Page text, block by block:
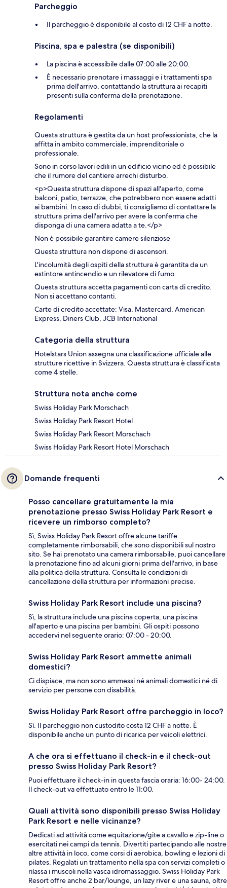
Parcheggio
Il parcheggio è disponibile al costo di 12 CHF a notte.
Piscina, spa e palestra (se disponibili)
La piscina è accessibile dalle 07:00 alle 20:00.
È necessario prenotare i massaggi e i trattamenti spa
prima dell'arrivo, contattando la struttura ai recapiti
presenti sulla conferma della prenotazione.
Regolamenti
Questa struttura è gestita da un host professionista, che la
affitta in ambito commerciale, imprenditoriale o
professionale.
Sono in corso lavori edili in un edificio vicino ed è possibile
che il rumore del cantiere arrechi disturbo.
<p>Questa struttura dispone di spazi all'aperto, come
balconi, patio, terrazze, che potrebbero non essere adatti
ai bambini. In caso di dubbi, ti consigliamo di contattare la
struttura prima dell'arrivo per avere la conferma che
disponga di una camera adatta a te.</p>
Non è possibile garantire camere silenziose
Questa struttura non dispone di ascensori.
L'incolumità degli ospiti della struttura è garantita da un
estintore antincendio e un rilevatore di fumo.
Questa struttura accetta pagamenti con carta di credito.
Non si accettano contanti.
Carte di credito accettate: Visa, Mastercard, American
Express, Diners Club, JCB International
Categoria della struttura
Hotelstars Union assegna una classificazione ufficiale alle
strutture ricettive in Svizzera. Questa struttura è classificata
come 4 stelle.
Struttura nota anche come
Swiss Holiday Park Morschach
Swiss Holiday Park Resort Hotel
Swiss Holiday Park Resort Morschach
Swiss Holiday Park Resort Hotel Morschach
Domande frequenti
Posso cancellare gratuitamente la mia
prenotazione presso Swiss Holiday Park Resort e
ricevere un rimborso completo?
Sì, Swiss Holiday Park Resort offre alcune tariffe
completamente rimborsabili, che sono disponibili sul nostro
sito. Se hai prenotato una camera rimborsabile, puoi cancellare
la prenotazione fino ad alcuni giorni prima dell'arrivo, in base
alla politica della struttura. Consulta le condizioni di
cancellazione della struttura per informazioni precise.
Swiss Holiday Park Resort include una piscina?
Sì, la struttura include una piscina coperta, una piscina
all'aperto e una piscina per bambini. Gli ospiti possono
accedervi nel seguente orario: 07:00 - 20:00.
Swiss Holiday Park Resort ammette animali
domestici?
Ci dispiace, ma non sono ammessi né animali domestici né di
servizio per persone con disabilità.
Swiss Holiday Park Resort offre parcheggio in loco?
Sì. Il parcheggio non custodito costa 12 CHF a notte. È
disponibile anche un punto di ricarica per veicoli elettrici.
A che ora si effettuano il check-in e il check-out
presso Swiss Holiday Park Resort?
Puoi effettuare il check-in in questa fascia oraria: 16:00- 24:00.
Il check-out va effettuato entro le 11:00.
Quali attività sono disponibili presso Swiss Holiday
Park Resort e nelle vicinanze?
Dedicati ad attività come equitazione/gite a cavallo e zip-line o
esercitati nei campi da tennis. Divertiti partecipando alle nostre
altre attività in loco, come corsi di aerobica, bowling e lezioni di
pilates. Regalati un trattamento nella spa con servizi completi o
rilassa i muscoli nella vasca idromassaggio. Swiss Holiday Park
Resort offre anche 2 bar/lounge, un lazy river e una sauna, oltre